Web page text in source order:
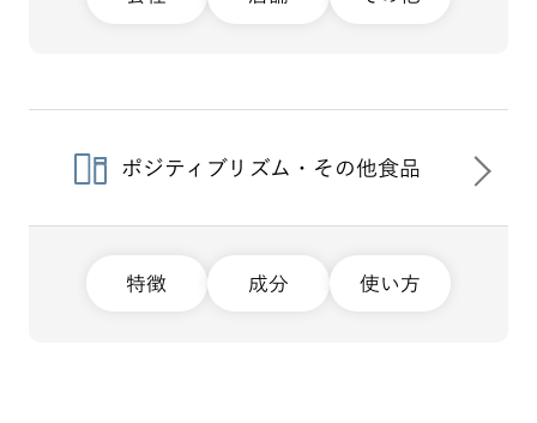
ポジティブリズム・その他食品
特徴 成分 使い方